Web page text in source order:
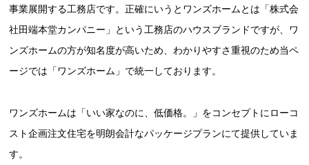
事業展開する工務店です。正確にいうとワンズホームとは「株式会
社田端本堂カンパニー」という工務店のハウスブランドですが、ワ
ンズホームの方が知名度が高いため、わかりやすさ重視のため当ペ
ージでは「ワンズホーム」で統一しております。
ワンズホームは「いい家なのに、低価格。」をコンセプトにローコ
スト企画注文住宅を明朗会計なパッケージプランにて提供していま
す。